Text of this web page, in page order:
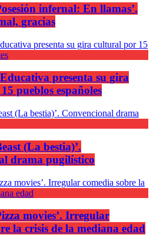
infernal: En llamas’.
gracias
presenta su gira
pueblos españoles
(La bestia)’.
drama pugilístico
movies’. Irregular
la crisis de la mediana edad